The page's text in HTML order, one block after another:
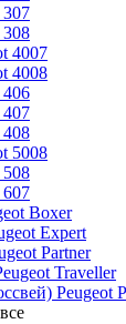
307
308
4007
4008
406
407
408
5008
508
607
Boxer
Expert
Partner
Traveller
Peugeot